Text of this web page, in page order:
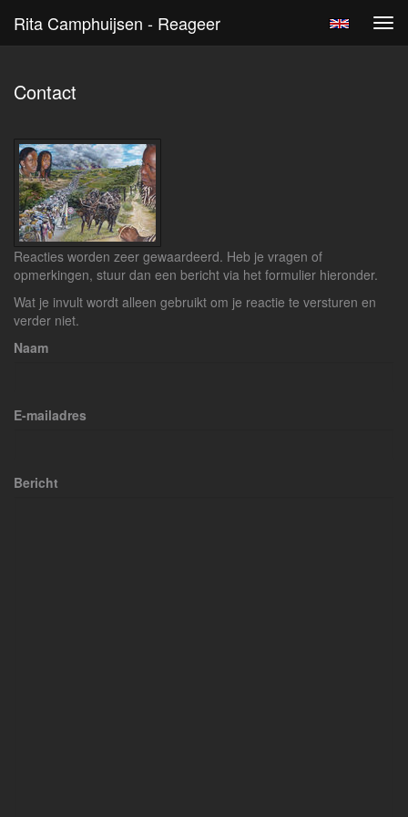
Rita Camphuijsen - Reageer
Contact
Reacties worden zeer gewaardeerd. Heb je vragen of
opmerkingen, stuur dan een bericht via het formulier hieronder.
Wat je invult wordt alleen gebruikt om je reactie te versturen en
verder niet.
Naam
E-mailadres
Bericht